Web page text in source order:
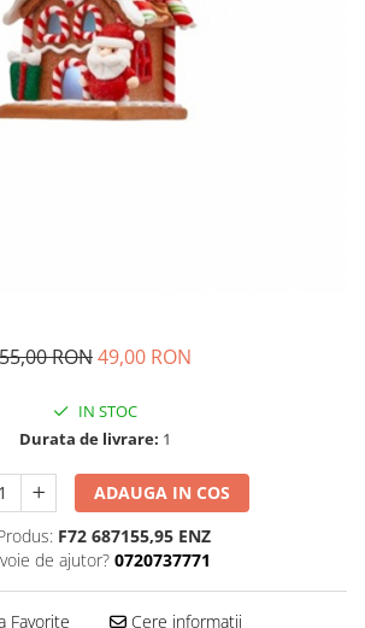
55,00 RON49,00 RON
IN STOC
Durata de livrare: 1
ADAUGA IN COS
F72 687155,95 ENZ
de ajutor? 0720737771
Favorite Cere informatii